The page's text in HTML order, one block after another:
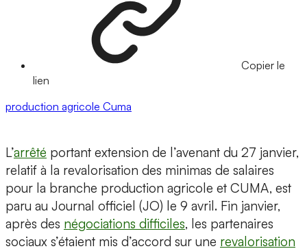
Copier le
lien
production agricole Cuma
L’arrêté portant extension de l’avenant du 27 janvier,
relatif à la revalorisation des minimas de salaires
pour la branche production agricole et CUMA, est
paru au Journal officiel (JO) le 9 avril. Fin janvier,
après des négociations difficiles, les partenaires
sociaux s’étaient mis d’accord sur une revalorisation